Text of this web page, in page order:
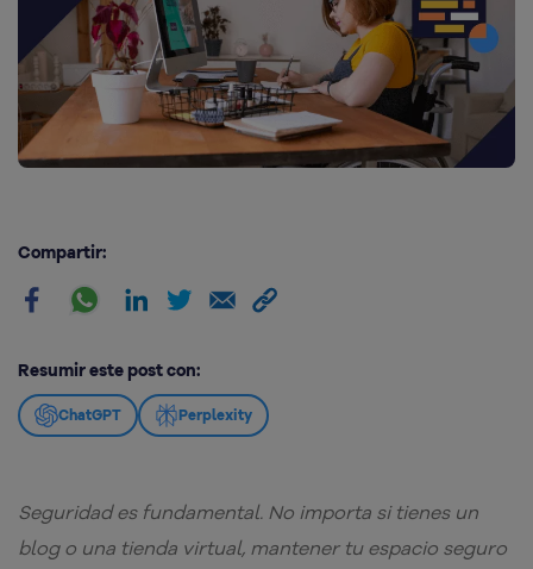
Compartir:
Resumir este post con:
ChatGPT Perplexity
Seguridad es fundamental. No importa si tienes un
blog o una tienda virtual, mantener tu espacio seguro